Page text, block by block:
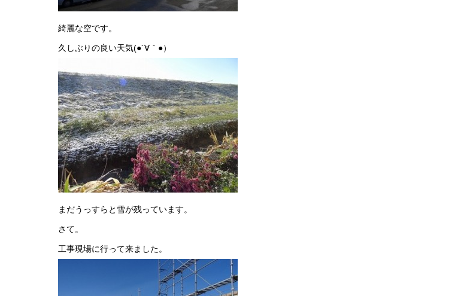
綺麗な空です。
久しぶりの良い天気(●´∀｀●）
まだうっすらと雪が残っています。
さて。
工事現場に行って来ました。
平成26年11月12日 ミニ文化祭